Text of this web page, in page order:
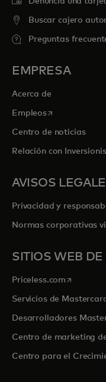
Buscar cajero
Preguntas
EMPRESA
Acerca de
Empleosse abre en una
Centro de noticias
Relación con
AVISOS
Privacidad y
Normas corporativas
SITIOS WEB
Priceless.com se abre
Servicios de Mastercard
Desarrolladores
Centro de marketing
Centro para el